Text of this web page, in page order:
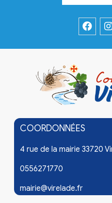
COORDONNÉES
4 rue de la mairie 33720
0556271770
mairie@virelade.fr